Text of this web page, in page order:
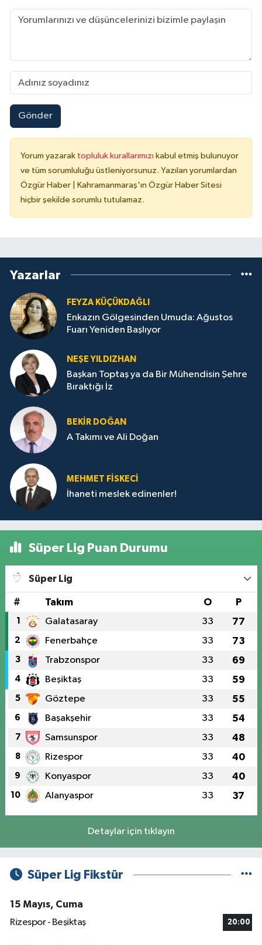
Gönder
Yorum yazarak topluluk kurallarımızı kabul etmiş bulunuyor
ve tüm sorumluluğu üstleniyorsunuz. Yazılan yorumlardan
Özgür Haber | Kahramanmaraş'ın Özgür Haber Sitesi
hiçbir şekilde sorumlu tutulamaz.
Yazarlar
FEYZA KÜÇÜKDAĞLI
Enkazın Gölgesinden Umuda: Ağustos
Fuarı Yeniden Başlıyor
NEŞE YILDIZHAN
Başkan Toptaş ya da Bir Mühendisin Şehre
Bıraktığı İz
BEKIR DOĞAN
A Takımı ve Ali Doğan
MEHMET FİSKECİ
İhaneti meslek edinenler!
Süper Lig Puan Durumu
Süper Lig
# Takım O P
1 Galatasaray 33 77
2 Fenerbahçe 33 73
3 Trabzonspor 33 69
4 Beşiktaş 33 59
5 Göztepe 33 55
6 Başakşehir 33 54
7 Samsunspor 33 48
8 Rizespor 33 40
9 Konyaspor 33 40
10 Alanyaspor 33 37
Detaylar için tıklayın
Süper Lig Fikstür
15 Mayıs, Cuma
Rizespor - Beşiktaş
20:00